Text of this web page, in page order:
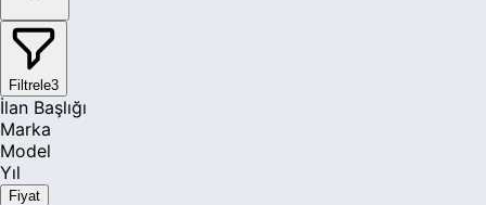
Filtrele3
İlan Başlığı
Marka
Model
Yıl
Fiyat